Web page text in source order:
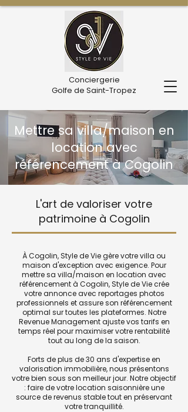
Conciergerie
Golfe de Saint-Tropez
Mettre sa villa/maison en
location avec
référencement à Cogolin
L'art de valoriser votre
patrimoine à Cogolin
À Cogolin, Style de Vie gère votre villa ou
maison d'exception avec exigence. Pour
mettre sa villa/maison en location avec
référencement à Cogolin, Style de Vie crée
votre annonce avec reportages photos
professionnels et assure son référencement
optimal sur toutes les plateformes. Notre
Revenue Management ajuste vos tarifs en
temps réel pour maximiser votre rentabilité
tout au long de la saison.
Forts de plus de 30 ans d'expertise en
valorisation immobilière, nous présentons
votre bien sous son meilleur jour. Notre objectif
: faire de votre location saisonnière une
source de revenus stable tout en préservant
votre tranquillité.